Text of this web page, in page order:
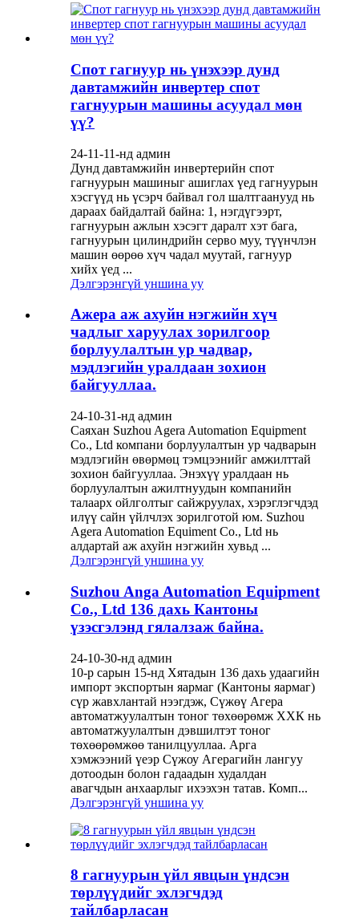
Спот гагнуур нь үнэхээр дунд
давтамжийн инвертер спот
гагнуурын машины асуудал мөн
үү?
24-11-11-нд админ
Дунд давтамжийн инвертерийн спот
гагнуурын машиныг ашиглах үед гагнуурын
хэсгүүд нь үсэрч байвал гол шалтгаанууд нь
дараах байдалтай байна: 1, нэгдүгээрт,
гагнуурын ажлын хэсэгт даралт хэт бага,
гагнуурын цилиндрийн серво муу, түүнчлэн
машин өөрөө хүч чадал муутай, гагнуур
хийх үед ...
Дэлгэрэнгүй уншина уу
Ажера аж ахуйн нэгжийн хүч
чадлыг харуулах зорилгоор
борлуулалтын ур чадвар,
мэдлэгийн уралдаан зохион
байгууллаа.
24-10-31-нд админ
Саяхан Suzhou Agera Automation Equipment
Co., Ltd компани борлуулалтын ур чадварын
мэдлэгийн өвөрмөц тэмцээнийг амжилттай
зохион байгууллаа. Энэхүү уралдаан нь
борлуулалтын ажилтнуудын компанийн
талаарх ойлголтыг сайжруулах, хэрэглэгчдэд
илүү сайн үйлчлэх зорилготой юм. Suzhou
Agera Automation Equiment Co., Ltd нь
алдартай аж ахуйн нэгжийн хувьд ...
Дэлгэрэнгүй уншина уу
Suzhou Anga Automation Equipment
Co., Ltd 136 дахь Кантоны
үзэсгэлэнд гялалзаж байна.
24-10-30-нд админ
10-р сарын 15-нд Хятадын 136 дахь удаагийн
импорт экспортын яармаг (Кантоны яармаг)
сүр жавхлантай нээгдэж, Сүжөү Агера
автоматжуулалтын тоног төхөөрөмж ХХК нь
автоматжуулалтын дэвшилтэт тоног
төхөөрөмжөө танилцууллаа. Арга
хэмжээний үеэр Сүжоу Агерагийн лангуу
дотоодын болон гадаадын худалдан
авагчдын анхаарлыг ихээхэн татав. Комп...
Дэлгэрэнгүй уншина уу
8 гагнуурын үйл явцын үндсэн
төрлүүдийг эхлэгчдэд
тайлбарласан